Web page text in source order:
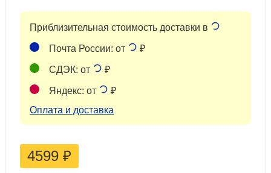
Приблизительная стоимость доставки в
Почта России: от ₽
СДЭК: от ₽
Яндекс: от
₽
Оплата и доставка
4599 ₽